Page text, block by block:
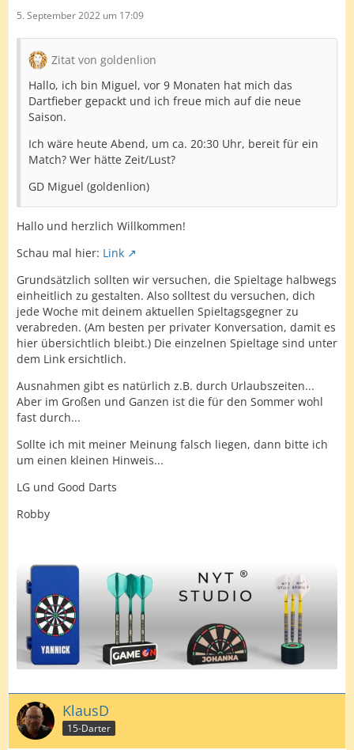
5. September 2022 um 17:09
Zitat von goldenlion
Hallo, ich bin Miguel, vor 9 Monaten hat mich das
Dartfieber gepackt und ich freue mich auf die neue
Saison.
Ich wäre heute Abend, um ca. 20:30 Uhr, bereit für ein
Match? Wer hätte Zeit/Lust?
GD Miguel (goldenlion)
Hallo und herzlich Willkommen!
Schau mal hier: Link
Grundsätzlich sollten wir versuchen, die Spieltage halbwegs
einheitlich zu gestalten. Also solltest du versuchen, dich
jede Woche mit deinem aktuellen Spieltagsgegner zu
verabreden. (Am besten per privater Konversation, damit es
hier übersichtlich bleibt.) Die einzelnen Spieltage sind unter
dem Link ersichtlich.
Ausnahmen gibt es natürlich z.B. durch Urlaubszeiten...
Aber im Großen und Ganzen ist die für den Sommer wohl
fast durch...
Sollte ich mit meiner Meinung falsch liegen, dann bitte ich
um einen kleinen Hinweis...
LG und Good Darts
Robby
KlausD
15-Darter